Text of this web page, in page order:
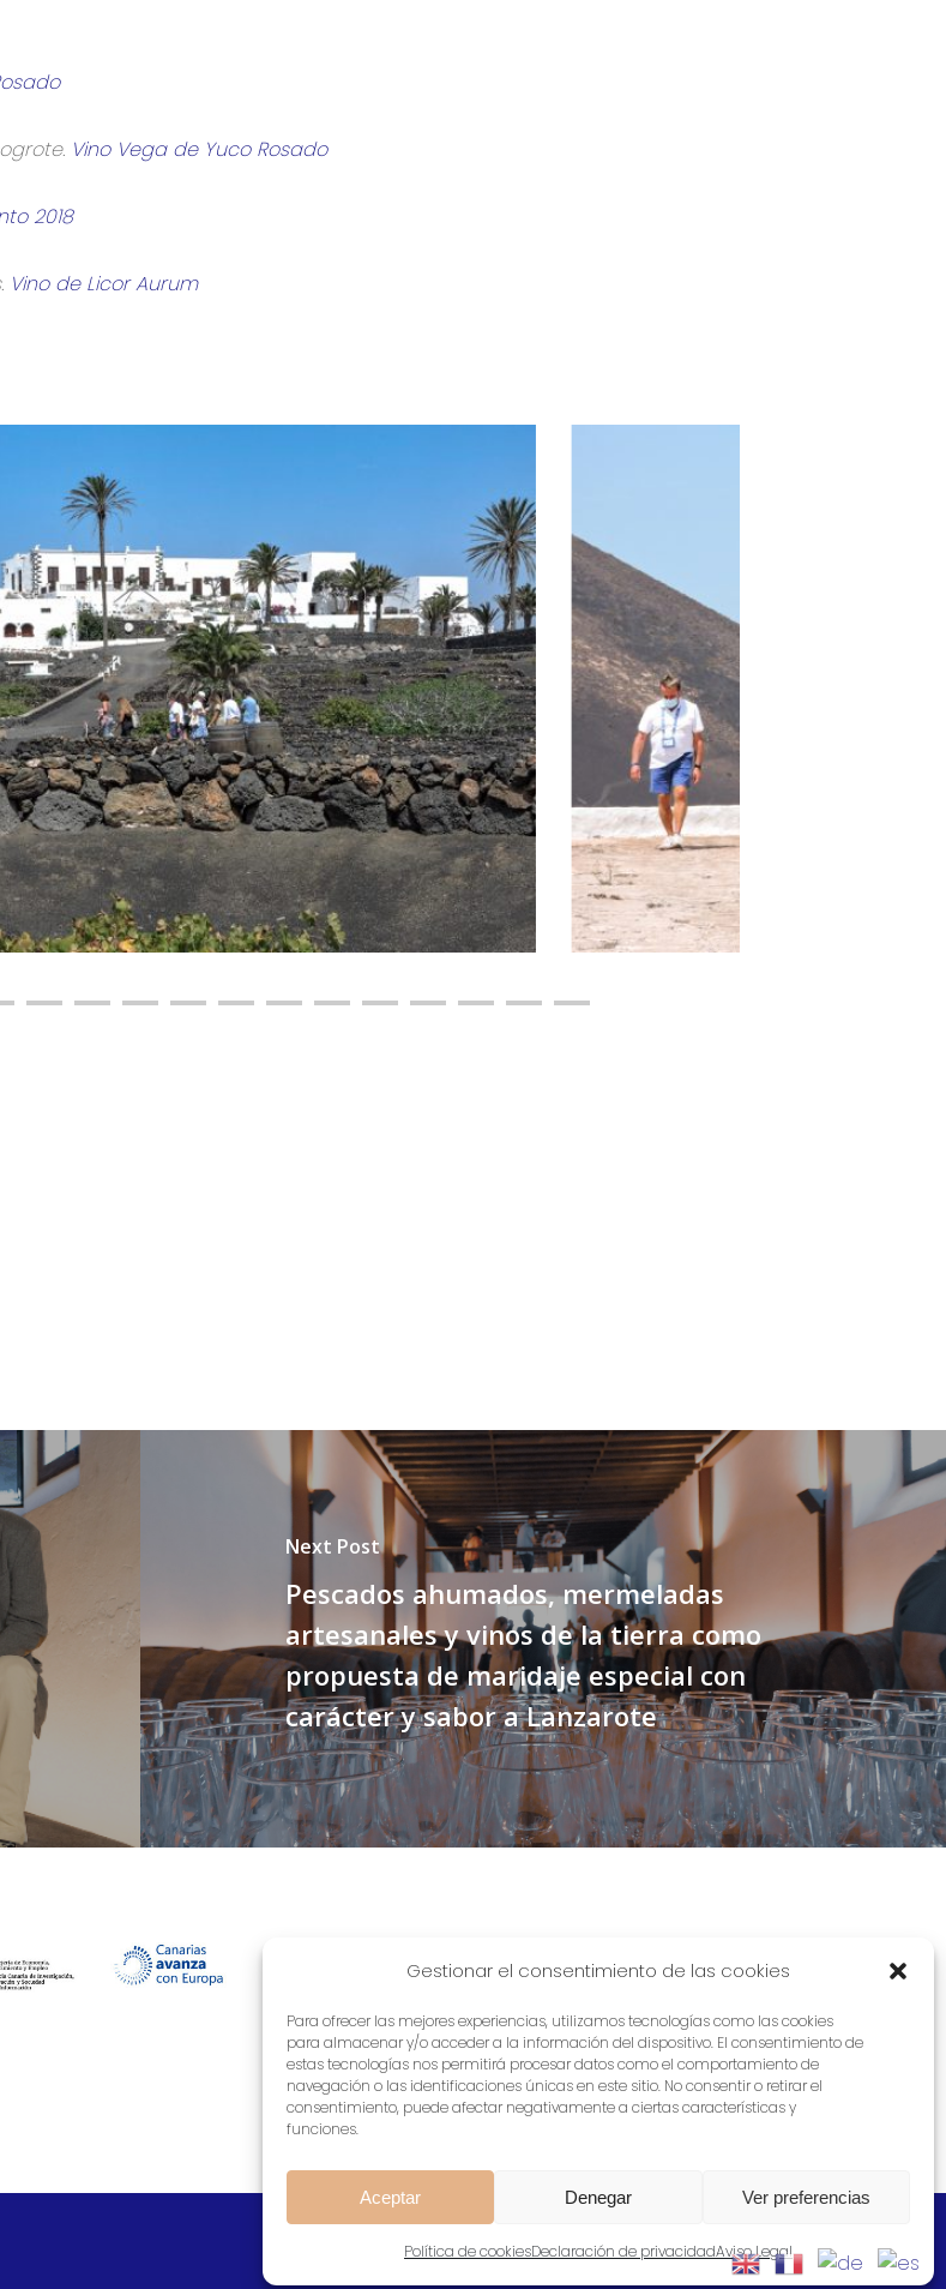
Gestionar el consentimiento de las cookies
Para ofrecer las mejores experiencias, utilizamos tecnologías como las cookies
para almacenar y/o acceder a la información del dispositivo. El consentimiento de
estas tecnologías nos permitirá procesar datos como el comportamiento de
navegación o las identificaciones únicas en este sitio. No consentir o retirar el
consentimiento, puede afectar negativamente a ciertas características y
funciones.
Aceptar Denegar Ver preferencias
Política de cookiesDeclaración de privacidadAviso Legal
Vino Vega de Yuco Rosado
2018
Vino de Licor Aurum
Next Post
Pescados ahumados, mermeladas
artesanales y vinos de la tierra como
propuesta de maridaje especial con
carácter y sabor a Lanzarote